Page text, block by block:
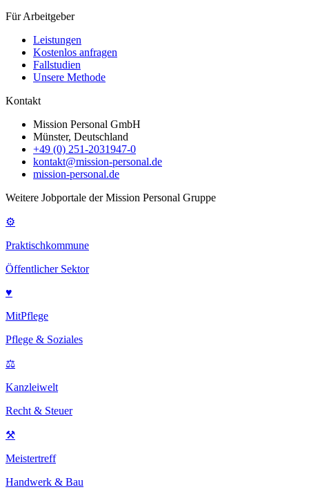
Für Arbeitgeber
Leistungen
Kostenlos anfragen
Fallstudien
Unsere Methode
Kontakt
Mission Personal GmbH
Münster, Deutschland
+49 (0) 251-2031947-0
kontakt@mission-personal.de
mission-personal.de
Weitere Jobportale der Mission Personal Gruppe
⚙
Praktischkommune
Öffentlicher Sektor
♥
MitPflege
Pflege & Soziales
⚖
Kanzleiwelt
Recht & Steuer
⚒
Meistertreff
Handwerk & Bau